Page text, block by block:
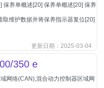
保养单概述[20] 保养单概述[20] 保养
维护数据并将保养指示器复位[20]
更新日期：2025-03-04
350 e
网络(CAN),混合动力控制器区域网